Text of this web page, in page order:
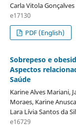
Carla Vitola Gonçalves
e17130
PDF (English)
Sobrepeso e
Aspectos
Saúde
Karine Alves Mariani,
Moraes, Karine
Lara Lívia Santos da
e16729